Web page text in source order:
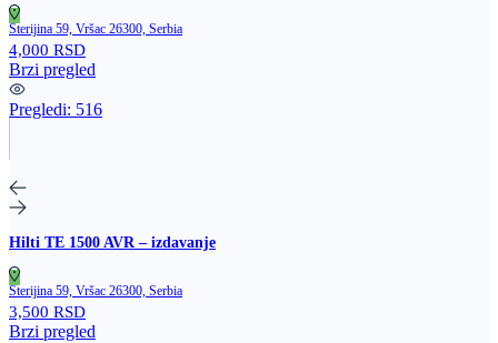
Sterijina 59, Vršac 26300, Serbia
4,000 RSD
Brzi pregled
Pregledi: 516
Hilti TE 1500 AVR – izdavanje
Sterijina 59, Vršac 26300, Serbia
3,500 RSD
Brzi pregled